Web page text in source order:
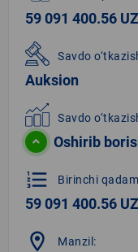
59 091 400.56
Savdo
Auksion
Savdo
Oshirib
format_list_numbered Birinchi
59 091 400.56
location_on Manzil: